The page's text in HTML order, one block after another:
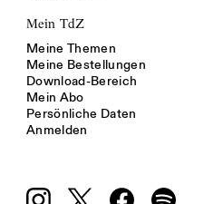
Mein TdZ
Meine Themen
Meine Bestellungen
Download-Bereich
Mein Abo
Persönliche Daten
Anmelden